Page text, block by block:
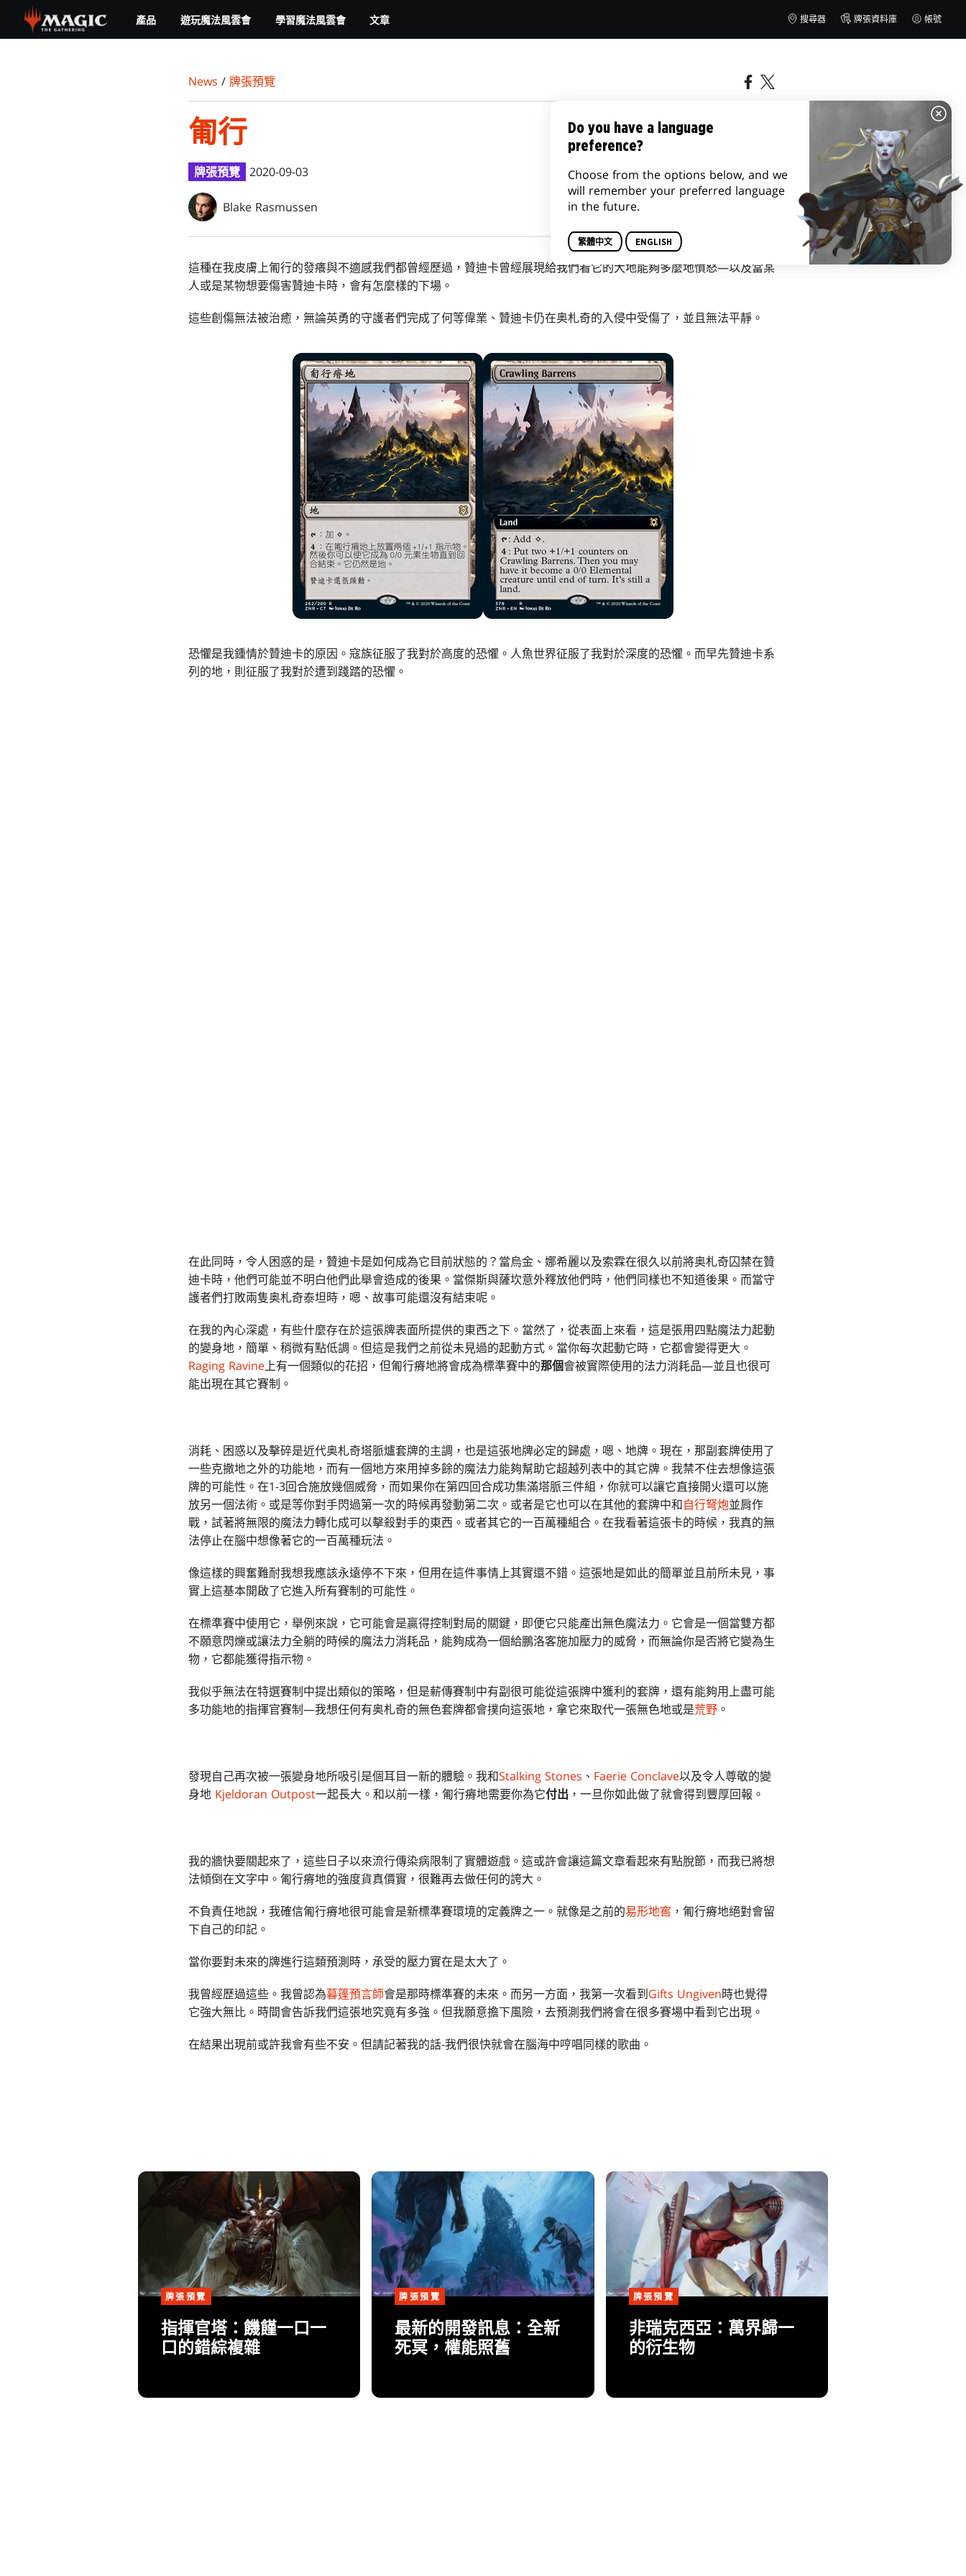
main
產品 遊玩魔法風雲會 學習魔法風雲會 文章 搜尋器 牌張資料庫 帳號
News / 牌張預覽
匍行
牌張預覽 2020-09-03
Blake Rasmussen
這種在我皮膚上匍行的發癢與不適感我們都曾經歷過，贊迪卡曾經展現給我們看它的大地能夠多麼地憤怒—以及當某
人或是某物想要傷害贊迪卡時，會有怎麼樣的下場。
這些創傷無法被治癒，無論英勇的守護者們完成了何等偉業、贊迪卡仍在奥札奇的入侵中受傷了，並且無法平靜。
恐懼是我鍾情於贊迪卡的原因。寇族征服了我對於高度的恐懼。人魚世界征服了我對於深度的恐懼。而早先贊迪卡系
列的地，則征服了我對於遭到踐踏的恐懼。
在此同時，令人困惑的是，贊迪卡是如何成為它目前狀態的？當烏金、娜希麗以及索霖在很久以前將奥札奇囚禁在贊
迪卡時，他們可能並不明白他們此舉會造成的後果。當傑斯與薩坎意外釋放他們時，他們同樣也不知道後果。而當守
護者們打敗兩隻奥札奇泰坦時，嗯、故事可能還沒有結束呢。
在我的內心深處，有些什麼存在於這張牌表面所提供的東西之下。當然了，從表面上來看，這是張用四點魔法力起動
的變身地，簡單、稍微有點低調。但這是我們之前從未見過的起動方式。當你每次起動它時，它都會變得更大。
Raging Ravine上有一個類似的花招，但匍行瘠地將會成為標準賽中的那個會被實際使用的法力消耗品—並且也很可
能出現在其它賽制。
消耗、困惑以及擊碎是近代奥札奇塔脈爐套牌的主調，也是這張地牌必定的歸處，嗯、地牌。現在，那副套牌使用了
一些克撒地之外的功能地，而有一個地方來用掉多餘的魔法力能夠幫助它超越列表中的其它牌。我禁不住去想像這張
牌的可能性。在1-3回合施放幾個威脅，而如果你在第四回合成功集滿塔脈三件組，你就可以讓它直接開火還可以施
放另一個法術。或是等你對手閃過第一次的時候再發動第二次。或者是它也可以在其他的套牌中和自行弩炮並肩作
戰，試著將無限的魔法力轉化成可以擊殺對手的東西。或者其它的一百萬種組合。在我看著這張卡的時候，我真的無
法停止在腦中想像著它的一百萬種玩法。
像這樣的興奮難耐我想我應該永遠停不下來，但用在這件事情上其實還不錯。這張地是如此的簡單並且前所未見，事
實上這基本開啟了它進入所有賽制的可能性。
在標準賽中使用它，舉例來說，它可能會是贏得控制對局的關鍵，即便它只能產出無色魔法力。它會是一個當雙方都
不願意閃爍或讓法力全躺的時候的魔法力消耗品，能夠成為一個給鵬洛客施加壓力的威脅，而無論你是否將它變為生
物，它都能獲得指示物。
我似乎無法在特選賽制中提出類似的策略，但是薪傳賽制中有副很可能從這張牌中獲利的套牌，還有能夠用上盡可能
多功能地的指揮官賽制—我想任何有奥札奇的無色套牌都會撲向這張地，拿它來取代一張無色地或是荒野 。
發現自己再次被一張變身地所吸引是個耳目一新的體驗。我和Stalking Stones 、 Faerie Conclave以及令人尊敬的變
身地 Kjeldoran Outpost一起長大。和以前一樣，匍行瘠地需要你為它付出 ，一旦你如此做了就會得到豐厚回報。
我的牆快要關起來了，這些日子以來流行傳染病限制了實體遊戲。這或許會讓這篇文章看起來有點脫節，而我已將想
法傾倒在文字中。匍行瘠地的強度貨真價實，很難再去做任何的誇大。
不負責任地說，我確信匍行瘠地很可能會是新標準賽環境的定義牌之一。就像是之前的易形地窖 ，匍行瘠地絕對會留
下自己的印記。
當你要對未來的牌進行這類預測時，承受的壓力實在是太大了。
我曾經歷過這些。我曾認為暮篷預言師會是那時標準賽的未來。而另一方面，我第一次看到Gifts Ungiven時也覺得
它強大無比。時間會告訴我們這張地究竟有多強。但我願意擔下風險，去預測我們將會在很多賽場中看到它出現。
在結果出現前或許我會有些不安。但請記著我的話-我們很快就會在腦海中哼唱同樣的歌曲。
牌張預覽
指揮官塔：饑饉一口一
口的錯綜複雜
牌張預覽
最新的開發訊息：全新
死冥，權能照舊
牌張預覽
非瑞克西亞：萬界歸一
的衍生物
Do you have a language
preference?
Choose from the options below, and we
will remember your preferred language
in the future.
繁體中文 ENGLISH